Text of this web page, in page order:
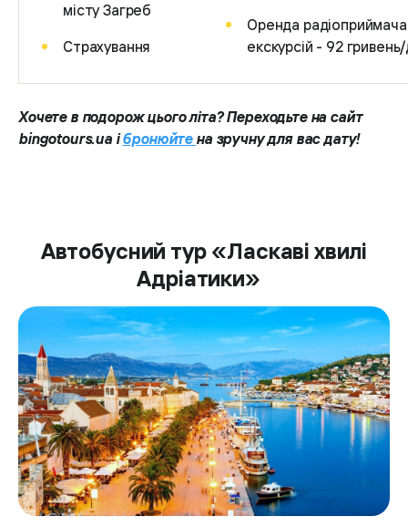
місту Загреб
Страхування
Оренда
екскурсій - 92
Хочете в подорож цього літа? Переходьте на сайт
bingotours.ua ібронюйте на зручну для вас дату!
Автобусний тур «Ласкаві хвилі
Адріатики»